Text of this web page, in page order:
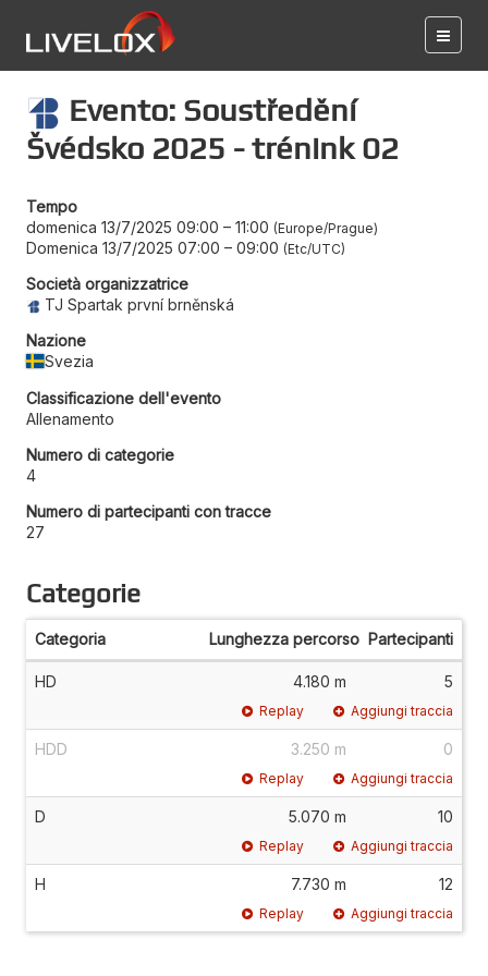
Evento: Soustředění
Švédsko 2025 - trénink 02
Tempo
domenica 13/7/2025 09:00 – 11:00 Europe/Prague
Domenica 13/7/2025 07:00 – 09:00 Etc/UTC
Società organizzatrice
TJ Spartak první brněnská
Nazione
Svezia
Classificazione dell'evento
Allenamento
Numero di categorie
4
Numero di partecipanti con tracce
27
Categorie
Categoria Lunghezza percorso Partecipanti
HD 4.180 m 5
Replay Aggiungi traccia
HDD 3.250 m 0
Replay Aggiungi traccia
D 5.070 m 10
Replay Aggiungi traccia
H 7.730 m 12
Replay Aggiungi traccia